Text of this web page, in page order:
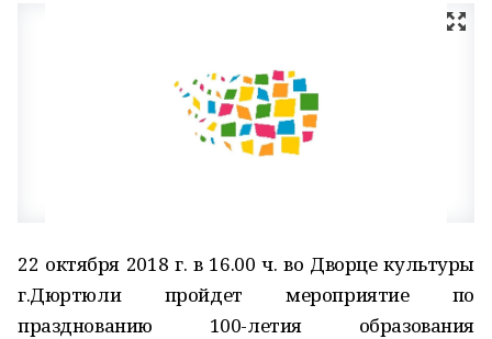
22 октября 2018 г. в 16.00 ч. во Дворце культуры
г.Дюртюли пройдет мероприятие по
празднованию 100-летия образования